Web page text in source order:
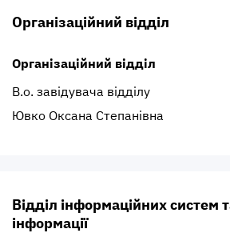
Організаційний відділ
Організаційний відділ
В.о. завідувача відділу
Ювко Оксана Степанівна
Відділ інформаційних систем
інформації